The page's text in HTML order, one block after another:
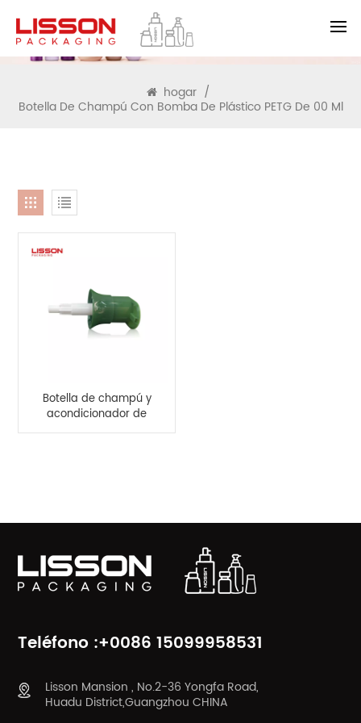
BUSCAR
hogar /
Botella De Champú Con Bomba De Plástico PETG De 00 Ml
Botella de champú y
acondicionador de
plástico PETG vacía de
Teléfono :+0086 15099958531
Lisson Mansion , No.2-36 Yongfa Road,
Huadu District,Guangzhou CHINA